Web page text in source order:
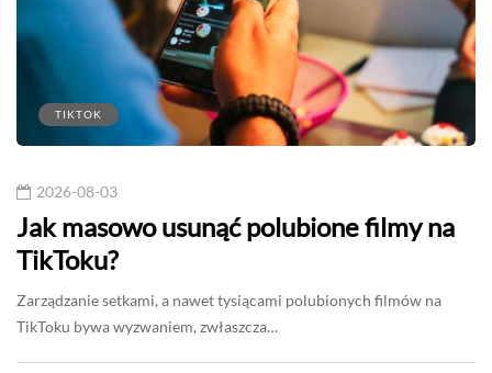
TIKTOK
2026-08-03
Jak masowo usunąć polubione filmy na
TikToku?
Zarządzanie setkami, a nawet tysiącami polubionych filmów na
TikToku bywa wyzwaniem, zwłaszcza…